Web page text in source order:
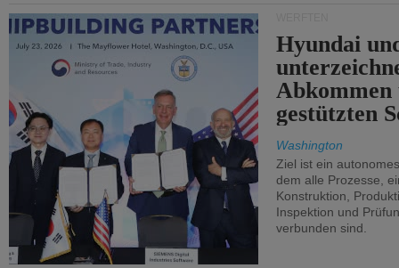
Hyundai
gestützten
Washington
Ziel ist ein
dem alle Prozesse,
Konstruktion,
Inspektion und
verbunden sind.